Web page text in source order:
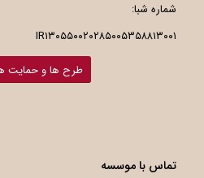
شماره شبا:
IR۱۳۰۵۵۰۰۲۰۲۸۵۰۰۵۳۵۸۸۱۳۰۰۱
طرح ها و حمایت
تماس با موسسه